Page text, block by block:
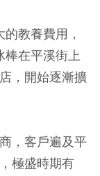
教養費用，
棒在平溪街上
，開始逐漸擴
，客戶遍及平
極盛時期有